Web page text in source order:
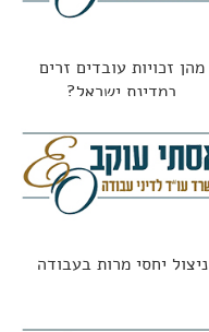
מהן זכויות עובדים זרים
במדינת ישראל?
ניצול יחסי מרות בעבודה